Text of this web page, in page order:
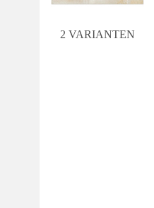
2 VARIANTEN